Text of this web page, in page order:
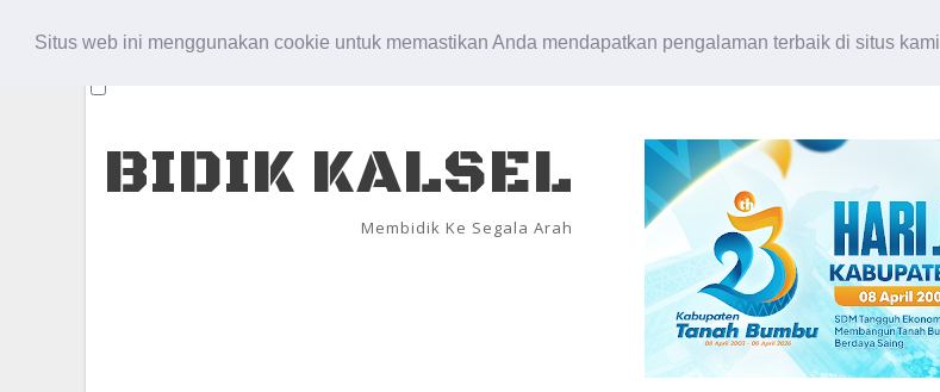
Situs web ini menggunakan cookie untuk memastikan Anda mendapatkan pengalaman terbaik di situs kami
BIDIK KALSEL
Membidik Ke Segala Arah